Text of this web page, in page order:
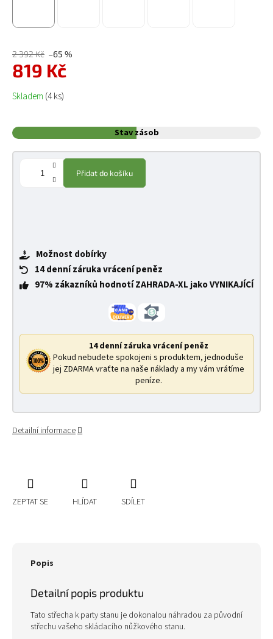
2 392 Kč –65 %
819 Kč
Měrná cena:
Skladem (4 ks)
Stav zásob
Přidat do košíku
Možnost dobírky
14 denní záruka vrácení peněz
97% zákazníků hodnotí ZAHRADA-XL jako VYNIKAJÍCÍ
14 denní záruka vrácení peněz
Pokud nebudete spokojeni s produktem, jednoduše
jej ZDARMA vraťte na naše náklady a my vám vrátíme
peníze.
Detailní informace
ZEPTAT SE HLÍDAT SDÍLET
Popis
Detailní popis produktu
Tato střecha k party stanu je dokonalou náhradou za původní
střechu vašeho skládacího nůžkového stanu.